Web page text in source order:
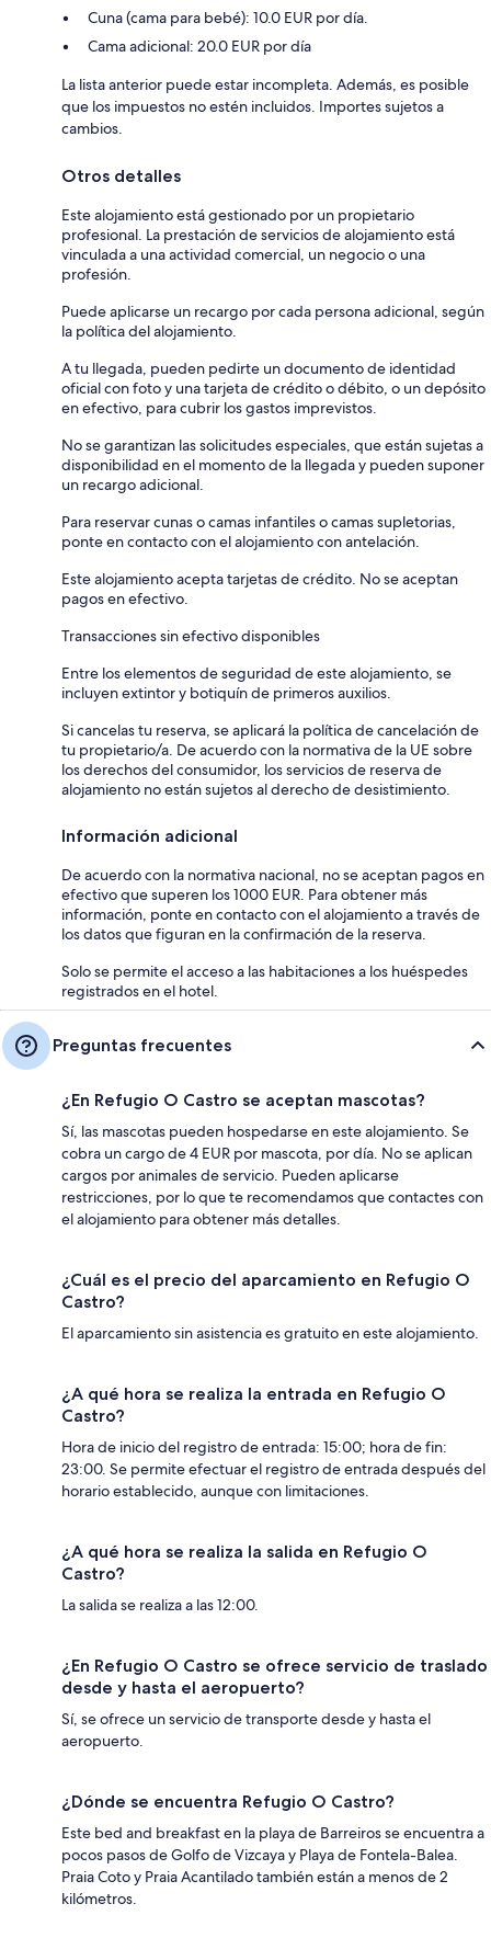
Cuna (cama para bebé): 10.0 EUR por día.
Cama adicional: 20.0 EUR por día
La lista anterior puede estar incompleta. Además, es posible
que los impuestos no estén incluidos. Importes sujetos a
cambios.
Otros detalles
Este alojamiento está gestionado por un propietario
profesional. La prestación de servicios de alojamiento está
vinculada a una actividad comercial, un negocio o una
profesión.
Puede aplicarse un recargo por cada persona adicional, según
la política del alojamiento.
A tu llegada, pueden pedirte un documento de identidad
oficial con foto y una tarjeta de crédito o débito, o un depósito
en efectivo, para cubrir los gastos imprevistos.
No se garantizan las solicitudes especiales, que están sujetas a
disponibilidad en el momento de la llegada y pueden suponer
un recargo adicional.
Para reservar cunas o camas infantiles o camas supletorias,
ponte en contacto con el alojamiento con antelación.
Este alojamiento acepta tarjetas de crédito. No se aceptan
pagos en efectivo.
Transacciones sin efectivo disponibles
Entre los elementos de seguridad de este alojamiento, se
incluyen extintor y botiquín de primeros auxilios.
Si cancelas tu reserva, se aplicará la política de cancelación de
tu propietario/a. De acuerdo con la normativa de la UE sobre
los derechos del consumidor, los servicios de reserva de
alojamiento no están sujetos al derecho de desistimiento.
Información adicional
De acuerdo con la normativa nacional, no se aceptan pagos en
efectivo que superen los 1000 EUR. Para obtener más
información, ponte en contacto con el alojamiento a través de
los datos que figuran en la confirmación de la reserva.
Solo se permite el acceso a las habitaciones a los huéspedes
registrados en el hotel.
Preguntas frecuentes
¿En Refugio O Castro se aceptan mascotas?
Sí, las mascotas pueden hospedarse en este alojamiento. Se
cobra un cargo de 4 EUR por mascota, por día. No se aplican
cargos por animales de servicio. Pueden aplicarse
restricciones, por lo que te recomendamos que contactes con
el alojamiento para obtener más detalles.
¿Cuál es el precio del aparcamiento en Refugio O
Castro?
El aparcamiento sin asistencia es gratuito en este alojamiento.
¿A qué hora se realiza la entrada en Refugio O
Castro?
Hora de inicio del registro de entrada: 15:00; hora de fin:
23:00. Se permite efectuar el registro de entrada después del
horario establecido, aunque con limitaciones.
¿A qué hora se realiza la salida en Refugio O
Castro?
La salida se realiza a las 12:00.
¿En Refugio O Castro se ofrece servicio de traslado
desde y hasta el aeropuerto?
Sí, se ofrece un servicio de transporte desde y hasta el
aeropuerto.
¿Dónde se encuentra Refugio O Castro?
Este bed and breakfast en la playa de Barreiros se encuentra a
pocos pasos de Golfo de Vizcaya y Playa de Fontela-Balea.
Praia Coto y Praia Acantilado también están a menos de 2
kilómetros.